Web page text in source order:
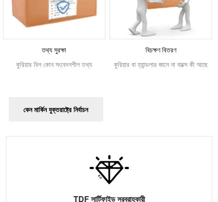
তথ্য সুরক্ষা
কুরিয়ার বিল কোন সংবেদনশীল তথ্য
বিচক্ষণ বিতরণ
কুরিয়ার বা হ্যান্ডলার জানে না বাক্সে কী আছে
কেন মার্কিন যুক্তরাষ্ট্রে নির্বাচন
TDF সার্টিফাইড সরবরাহকারী